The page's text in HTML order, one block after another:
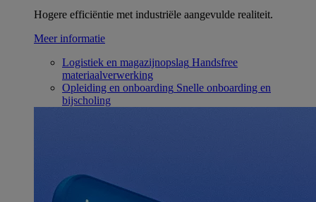
Hogere efficiëntie met industriële aangevulde realiteit.
Meer informatie
Logistiek en magazijnopslag Handsfree
materiaalverwerking
Opleiding en onboarding Snelle onboarding en
bijscholing